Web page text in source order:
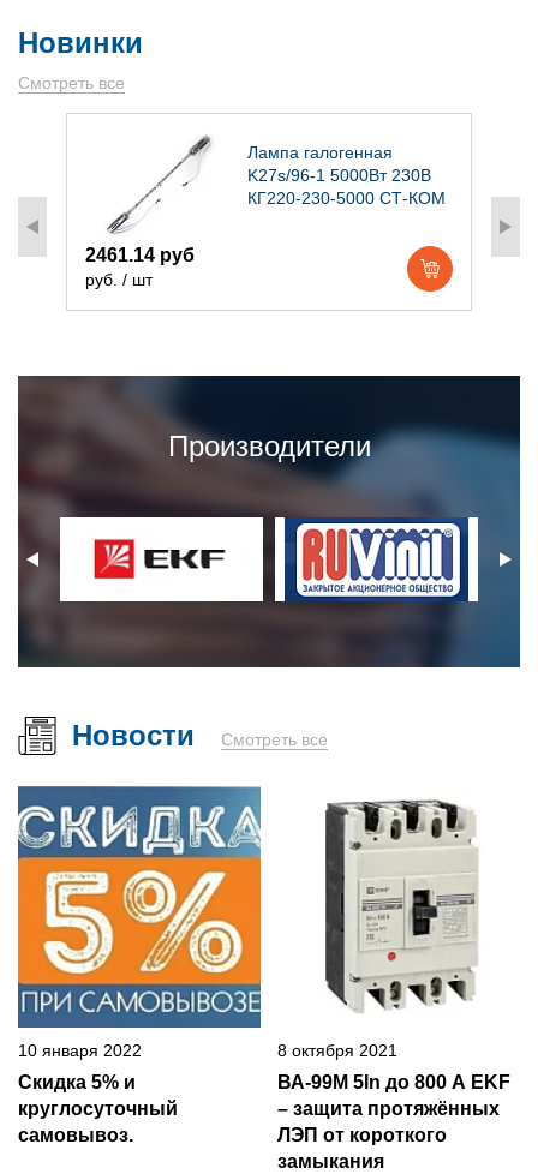
Новинки
Смотреть все
Лампа галогенная
K27s/96-1 5000Вт 230В
КГ220-230-5000 СТ-КОМ
2461.14 руб
руб. / шт
Производители
Новости Смотреть все
10 января 2022
Скидка 5% и
круглосуточный
самовывоз.
8 октября 2021
ВА-99М 5In до 800 А EKF
– защита протяжённых
ЛЭП от короткого
замыкания